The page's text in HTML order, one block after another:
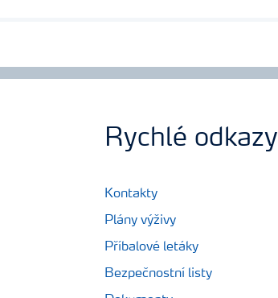
Rychlé odkazy
Kontakty
Plány výživy
Příbalové letáky
Bezpečnostní listy